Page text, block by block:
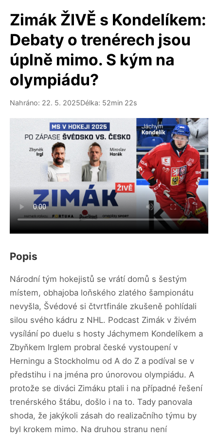
Zimák ŽIVĚ s Kondelíkem:
Debaty o trenérech jsou
úplně mimo. S kým na
olympiádu?
Nahráno: 22. 5. 2025Délka: 52min 22s
Popis
Národní tým hokejistů se vrátí domů s šestým
místem, obhajoba loňského zlatého šampionátu
nevyšla, Švédové si čtvrtfinále zkušeně pohlídali
silou svého kádru z NHL. Podcast Zimák v živém
vysílání po duelu s hosty Jáchymem Kondelíkem a
Zbyňkem Irglem probral české vystoupení v
Herningu a Stockholmu od A do Z a podíval se v
předstihu i na jména pro únorovou olympiádu. A
protože se diváci Zimáku ptali i na případné řešení
trenérského štábu, došlo i na to. Tady panovala
shoda, že jakýkoli zásah do realizačního týmu by
byl krokem mimo. Na druhou stranu není